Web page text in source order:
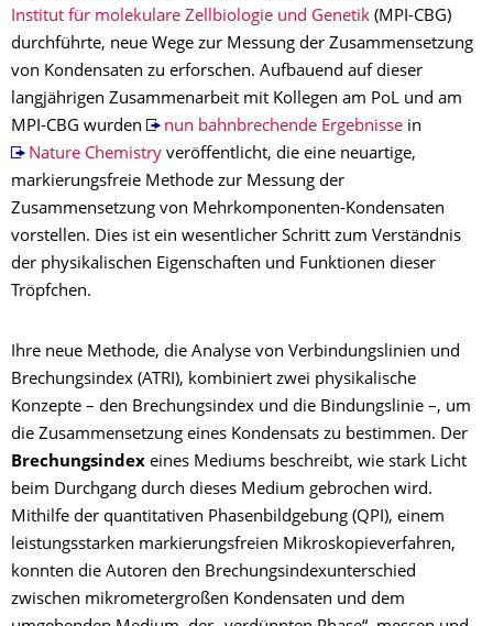
Institut für molekulare Zellbiologie und Genetik (MPI-CBG)
durchführte, neue Wege zur Messung der Zusammensetzung
von Kondensaten zu erforschen. Aufbauend auf dieser
langjährigen Zusammenarbeit mit Kollegen am PoL und am
MPI-CBG wurden
nun bahnbrechende Ergebnissein
Nature Chemistryveröffentlicht, die eine neuartige,
markierungsfreie Methode zur Messung der
Zusammensetzung von Mehrkomponenten-Kondensaten
vorstellen. Dies ist ein wesentlicher Schritt zum Verständnis
der physikalischen Eigenschaften und Funktionen dieser
Tröpfchen.
Ihre neue Methode, die Analyse von Verbindungslinien und
Brechungsindex (ATRI), kombiniert zwei physikalische
Konzepte – den Brechungsindex und die Bindungslinie –, um
die Zusammensetzung eines Kondensats zu bestimmen. Der
Brechungsindex eines Mediums beschreibt, wie stark Licht
beim Durchgang durch dieses Medium gebrochen wird.
Mithilfe der quantitativen Phasenbildgebung (QPI), einem
leistungsstarken markierungsfreien Mikroskopieverfahren,
konnten die Autoren den Brechungsindexunterschied
zwischen mikrometergroßen Kondensaten und dem